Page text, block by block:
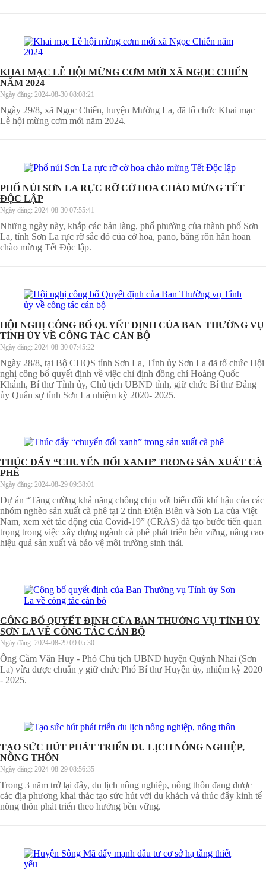
KHAI MẠC LỄ HỘI MỪNG CƠM MỚI XÃ NGỌC CHIẾN
NĂM 2024
Ngày đăng: 2024-08-30 08:08:21
Ngày 29/8, xã Ngọc Chiến, huyện Mường La, đã tổ chức Khai mạc
Lễ hội mừng cơm mới năm 2024.
PHỐ NÚI SƠN LA RỰC RỠ CỜ HOA CHÀO MỪNG TẾT
ĐỘC LẬP
Ngày đăng: 2024-08-30 07:55:41
Những ngày này, khắp các bản làng, phố phường của thành phố Sơn
La, tỉnh Sơn La rực rỡ sắc đỏ của cờ hoa, pano, băng rôn hân hoan
chào mừng Tết Độc lập.
HỘI NGHỊ CÔNG BỐ QUYẾT ĐỊNH CỦA BAN THƯỜNG VỤ
TỈNH ỦY VỀ CÔNG TÁC CÁN BỘ
Ngày đăng: 2024-08-30 07:45:22
Ngày 28/8, tại Bộ CHQS tỉnh Sơn La, Tỉnh ủy Sơn La đã tổ chức Hội
nghị công bố quyết định về việc chỉ định đồng chí Hoàng Quốc
Khánh, Bí thư Tỉnh ủy, Chủ tịch UBND tỉnh, giữ chức Bí thư Đảng
ủy Quân sự tỉnh Sơn La nhiệm kỳ 2020- 2025.
THÚC ĐẨY “CHUYỂN ĐỔI XANH” TRONG SẢN XUẤT CÀ
PHÊ
Ngày đăng: 2024-08-29 09:38:01
Dự án “Tăng cường khả năng chống chịu với biến đổi khí hậu của các
nhóm nghèo sản xuất cà phê tại 2 tỉnh Điện Biên và Sơn La của Việt
Nam, xem xét tác động của Covid-19” (CRAS) đã tạo bước tiến quan
trọng trong việc xây dựng ngành cà phê phát triển bền vững, nâng cao
hiệu quả sản xuất và bảo vệ môi trường sinh thái.
CÔNG BỐ QUYẾT ĐỊNH CỦA BAN THƯỜNG VỤ TỈNH ỦY
SƠN LA VỀ CÔNG TÁC CÁN BỘ
Ngày đăng: 2024-08-29 09:05:30
Ông Cầm Văn Huy - Phó Chủ tịch UBND huyện Quỳnh Nhai (Sơn
La) vừa được chuẩn y giữ chức Phó Bí thư Huyện ủy, nhiệm kỳ 2020
- 2025.
TẠO SỨC HÚT PHÁT TRIỂN DU LỊCH NÔNG NGHIỆP,
NÔNG THÔN
Ngày đăng: 2024-08-29 08:56:35
Trong 3 năm trở lại đây, du lịch nông nghiệp, nông thôn đang được
các địa phương khai thác tạo sức hút với du khách và thúc đẩy kinh tế
nông thôn phát triển theo hướng bền vững.